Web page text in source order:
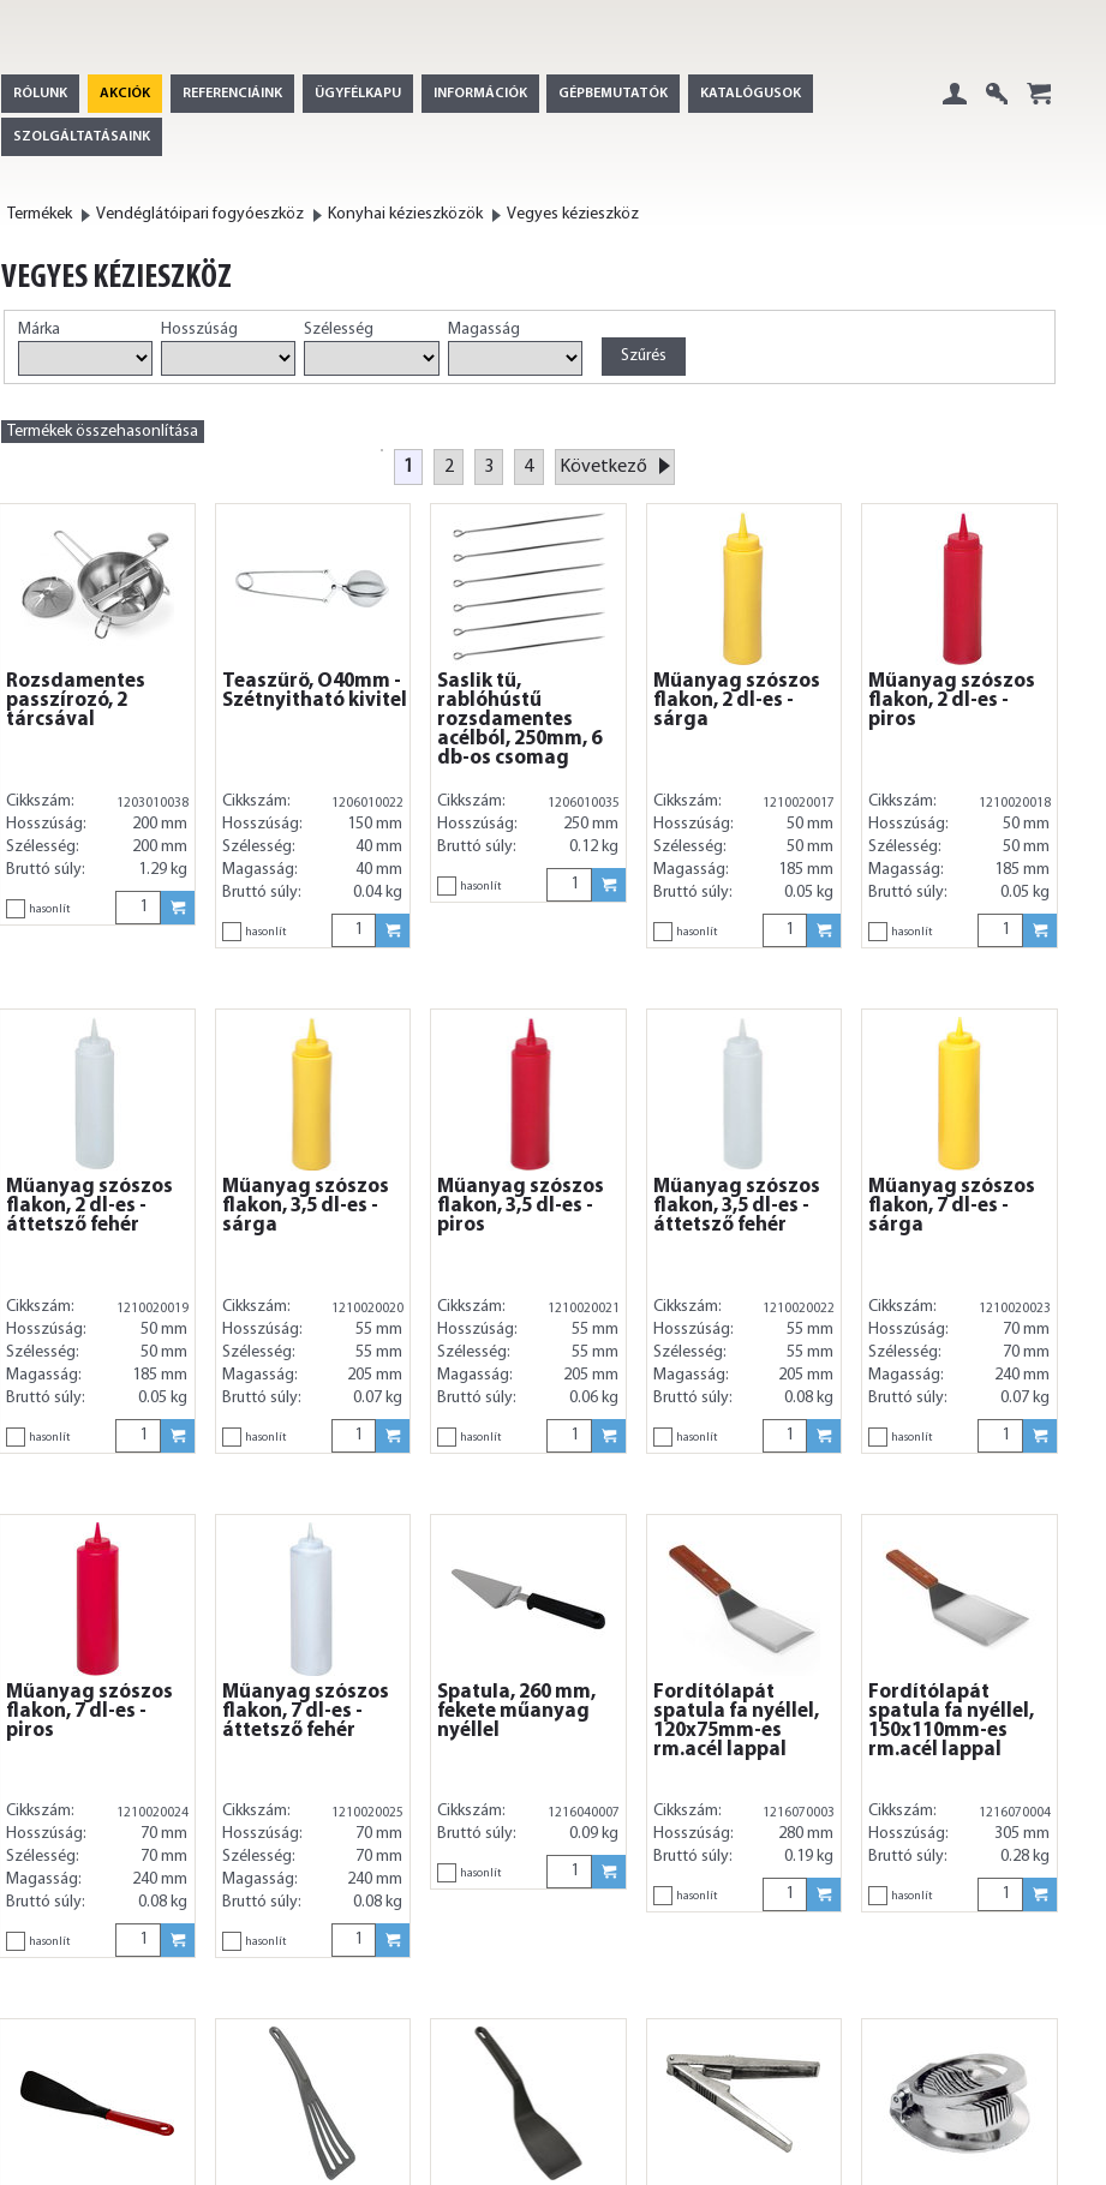
RÓLUNK AKCIÓK REFERENCIÁINK ÜGYFÉLKAPU INFORMÁCIÓK GÉPBEMUTATÓK KATALÓGUSOK
SZOLGÁLTATÁSAINK
Termékek Vendéglátóipari fogyóeszköz Konyhai kézieszközök Vegyes kézieszköz
VEGYES KÉZIESZKÖZ
Márka Hosszúság Szélesség Magasság
Termékek összehasonlítása
1 2 3 4 Következő
Rozsdamentes
passzírozó, 2
tárcsával
Cikkszám: 1203010038
Hosszúság:
200 mm
Szélesség:
200 mm
Bruttó súly:
1.29 kg
hasonlít
Teaszűrő, O40mm -
Szétnyitható kivitel
Cikkszám: 1206010022
Hosszúság:
150 mm
Szélesség:
40 mm
Magasság:
40 mm
Bruttó súly:
0.04 kg
hasonlít
Saslik tű,
rablóhústű
rozsdamentes
acélból, 250mm, 6
db-os csomag
Cikkszám: 1206010035
Hosszúság:
250 mm
Bruttó súly:
0.12 kg
hasonlít
Műanyag szószos
flakon, 2 dl-es -
sárga
Cikkszám: 1210020017
Hosszúság:
50 mm
Szélesség:
50 mm
Magasság:
185 mm
Bruttó súly:
0.05 kg
hasonlít
Műanyag szószos
flakon, 2 dl-es -
piros
Cikkszám: 1210020018
Hosszúság:
50 mm
Szélesség:
50 mm
Magasság:
185 mm
Bruttó súly:
0.05 kg
hasonlít
Műanyag szószos
flakon, 2 dl-es -
áttetsző fehér
Cikkszám: 1210020019
Hosszúság:
50 mm
Szélesség:
50 mm
Magasság:
185 mm
Bruttó súly:
0.05 kg
hasonlít
Műanyag szószos
flakon, 3,5 dl-es -
sárga
Cikkszám: 1210020020
Hosszúság:
55 mm
Szélesség:
55 mm
Magasság:
205 mm
Bruttó súly:
0.07 kg
hasonlít
Műanyag szószos
flakon, 3,5 dl-es -
piros
Cikkszám: 1210020021
Hosszúság:
55 mm
Szélesség:
55 mm
Magasság:
205 mm
Bruttó súly:
0.06 kg
hasonlít
Műanyag szószos
flakon, 3,5 dl-es -
áttetsző fehér
Cikkszám: 1210020022
Hosszúság:
55 mm
Szélesség:
55 mm
Magasság:
205 mm
Bruttó súly:
0.08 kg
hasonlít
Műanyag szószos
flakon, 7 dl-es -
sárga
Cikkszám: 1210020023
Hosszúság:
70 mm
Szélesség:
70 mm
Magasság:
240 mm
Bruttó súly:
0.07 kg
hasonlít
Műanyag szószos
flakon, 7 dl-es -
piros
Cikkszám: 1210020024
Hosszúság:
70 mm
Szélesség:
70 mm
Magasság:
240 mm
Bruttó súly:
0.08 kg
hasonlít
Műanyag szószos
flakon, 7 dl-es -
áttetsző fehér
Cikkszám: 1210020025
Hosszúság:
70 mm
Szélesség:
70 mm
Magasság:
240 mm
Bruttó súly:
0.08 kg
hasonlít
Spatula, 260 mm,
fekete műanyag
nyéllel
Cikkszám: 1216040007
Bruttó súly: 0.09 kg
hasonlít
Fordítólapát
spatula fa nyéllel,
120x75mm-es
rm.acél lappal
Cikkszám: 1216070003
Hosszúság:
280 mm
Bruttó súly:
0.19 kg
hasonlít
Fordítólapát
spatula fa nyéllel,
150x110mm-es
rm.acél lappal
Cikkszám: 1216070004
Hosszúság:
305 mm
Bruttó súly:
0.28 kg
hasonlít